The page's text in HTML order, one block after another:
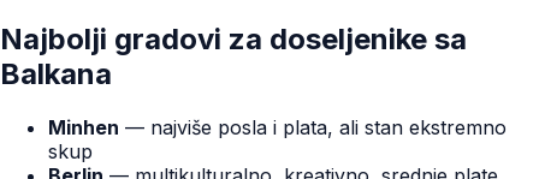
Najbolji gradovi za doseljenike sa
Balkana
Minhen — najviše posla i plata, ali stan ekstremno
skup